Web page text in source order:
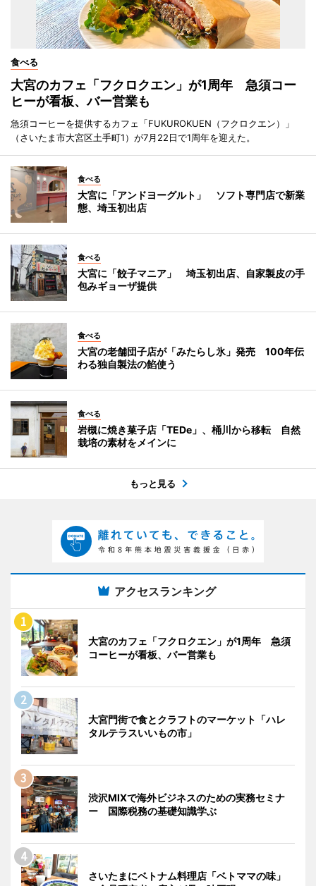
食べる
大宮のカフェ「フクロクエン」が1周年 急須コー
ヒーが看板、バー営業も
急須コーヒーを提供するカフェ「FUKUROKUEN（フクロクエン）」
（さいたま市大宮区土手町1）が7月22日で1周年を迎えた。
食べる
大宮に「アンドヨーグルト」 ソフト専門店で新業
態、埼玉初出店
食べる
大宮に「餃子マニア」 埼玉初出店、自家製皮の手
包みギョーザ提供
食べる
大宮の老舗団子店が「みたらし氷」発売 100年伝
わる独自製法の餡使う
食べる
岩槻に焼き菓子店「TEDe」、桶川から移転 自然
栽培の素材をメインに
もっと見る
アクセスランキング
大宮のカフェ「フクロクエン」が1周年 急須
コーヒーが看板、バー営業も
大宮門街で食とクラフトのマーケット「ハレ
タルテラスいいもの市」
渋沢MIXで海外ビジネスのための実務セミナ
ー 国際税務の基礎知識学ぶ
さいたまにベトナム料理店「ベトママの味」